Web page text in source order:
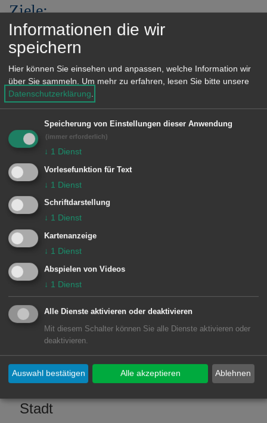
Ziele:
Förderung von sozialer Interkation/
Austausch der BürgerInnen
Zugang zu Wissen und IKT-
Technologien für alle
Bevölkerungsgruppen
Maßnahmen:
Umgesetzt
Online-Seminare der VHS
Digitales Lernen / digitale Ausbildung
als Angebot der IHK
Vielzahl an Studiengängen an der
Hochschule zu Zukunftsthemen wie
Internet der Dinge, Machine Learning,
Walk & Surf: virtueller Standrundgang
Stadt
Informationen die wir
speichern
Hier können Sie einsehen und anpassen, welche Information wir
über Sie sammeln.
Um mehr zu erfahren, lesen Sie bitte unsere
Datenschutzerklärung
Speicherung von Einstellungen dieser Anwendung
(immer erforderlich)
↓ 1 Dienst
Vorlesefunktion für Text
↓ 1 Dienst
Schriftdarstellung
↓ 1 Dienst
Kartenanzeige
↓ 1 Dienst
Abspielen von Videos
↓ 1 Dienst
Alle Dienste aktivieren oder deaktivieren
Mit diesem Schalter können Sie alle Dienste aktivieren oder
deaktivieren.
Ablehnen
Auswahl bestätigen Alle akzeptieren